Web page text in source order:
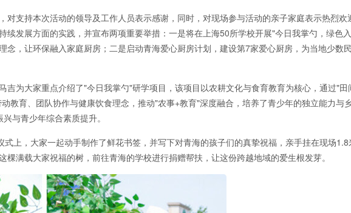
对支持本次活动的领导及工作人员表示感谢，同时，对现场参与活动的亲子家庭表示热烈欢
续发展方面的实践，并宣布两项重要举措：一是将在上海50所学校开展"今日我掌勺，绿色
念，让环保融入家庭厨房；二是启动青海爱心厨房计划，建设第7家爱心厨房，为当地少数
吉为大家重点介绍了"今日我掌勺"研学项目，该项目以农耕文化与食育教育为核心，通过"
教育、团队协作与健康饮食理念，推动"农事+教育"深度融合，培养了青少年的独立能力与
与青少年综合素质提升。
上，大家一起动手制作了鲜花书签，并写下对青海的孩子们的真挚祝福，亲手挂在现场
棵满载大家祝福的树，前往青海的学校进行捐赠帮扶，让这份跨越地域的爱生根发芽。